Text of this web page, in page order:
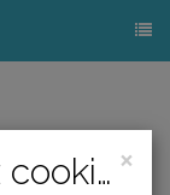
×
Politique relative aux cookies